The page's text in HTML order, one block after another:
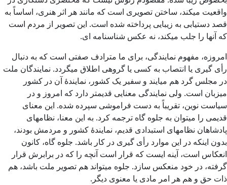
واقعیت میکند، ساختن تصویری است که مانند هر اثر هنری، اساساً به
قصد دستیابی به زیبایی پرداخته شده است. این تصویر از مردم است
که آنها را جلب میکند، نه عکس شناسنامه ای.
امروزه، مفهوم نمایندگی، برای ما مترادف صفتی است که به دنبال
رأی گیری یا انتصاب به کسی یا گروهی اطلاق میگردد. نمایندگان ملت
در مجلس گرد هم میایند و سفیر یک کشور، نمایندۀ آن در کشور
میزبان است. ولی نمایندگی معنایی قدیمتر دارد که امروز و در
سیاست نوین، تقریباً به دست فراموشی سپرده شده. این معنای
قدیمی را میتوان به جلوه گاه ترجمه کرد. به این معنا، نظامهای
پادشاهان نظامهای استبدادی قدیم، نمایندۀ کشور و مردمش بودند،
بدون اینکه در این موارد رأی گیری در کار باشد. جلوه گاه، کانون
انعکاس است، آینه ایست که قرار است آنچه را که در برابرش قرار
گرفته، در خود منعکس سازد. جلوه میتواند هم تصویر ملت باشد، هم
ذات حق و هم هر امر مادی یا معنوی دیگر.